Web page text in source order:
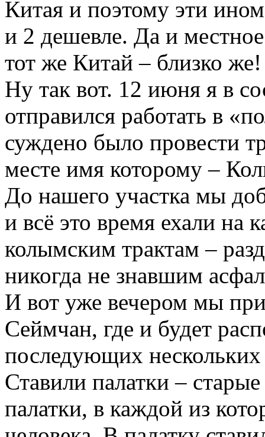
Китая и поэтому эти
и 2 дешевле. Да и
тот же Китай – близко же!
Ну так вот. 12 июня я в
отправился работать в
суждено было провести
месте имя которому –
До нашего участка мы
и всё это время ехали на
колымским трактам –
никогда не знавшим
И вот уже вечером мы
Сеймчан, где и будет
последующих
Ставили палатки –
палатки, в каждой из